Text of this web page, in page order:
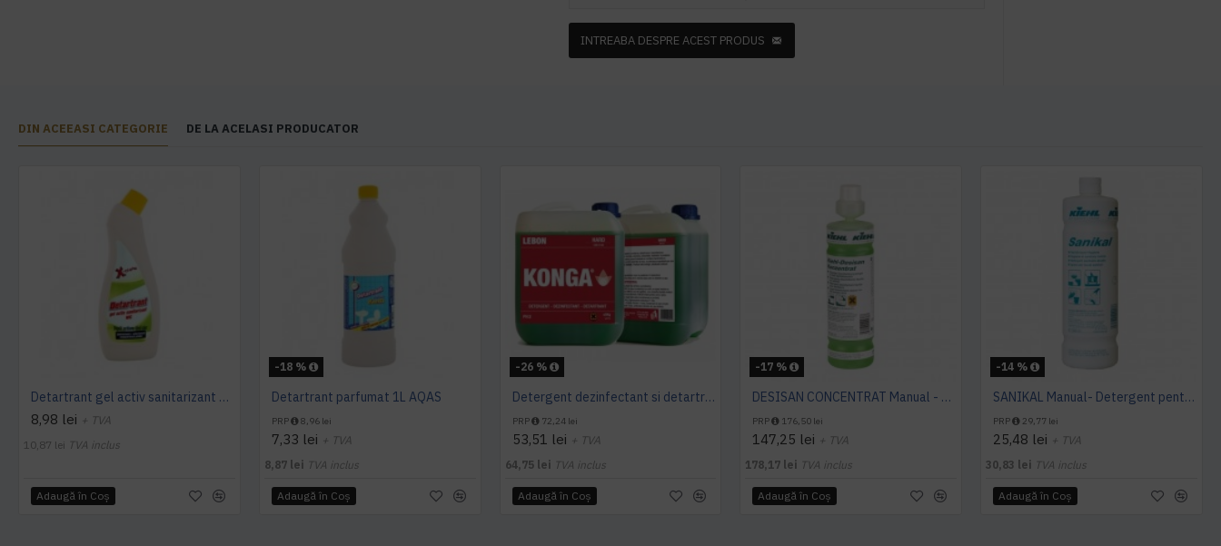
INTREABA DESPRE ACEST PRODUS
DIN ACEEASI CATEGORIE DE LA ACELASI PRODUCATOR
Detartrant gel activ sanitarizant 750ml AQAS
8,98 lei + TVA
10,87 lei TVA inclus
Adaugă în Coş
-18 %
Detartrant parfumat 1L AQAS
PRP 8,96 lei
7,33 lei + TVA
8,87 lei TVA inclus
Adaugă în Coş
-26 %
Detergent dezinfectant si detartrant, Konga Hard, 5L -Aviz biocid
PRP 72,24 lei
53,51 lei + TVA
64,75 lei TVA inclus
Adaugă în Coş
-17 %
DESISAN CONCENTRAT Manual - Detergent dezinfectant pentru domenii sanitare, 1 L, Kiehl
PRP 176,50 lei
147,25 lei + TVA
178,17 lei TVA inclus
Adaugă în Coş
-14 %
SANIKAL Manual- Detergent pentru obiecte sanitare, 1 L, Kiehl
PRP 29,77 lei
25,48 lei + TVA
30,83 lei TVA inclus
Adaugă în Coş